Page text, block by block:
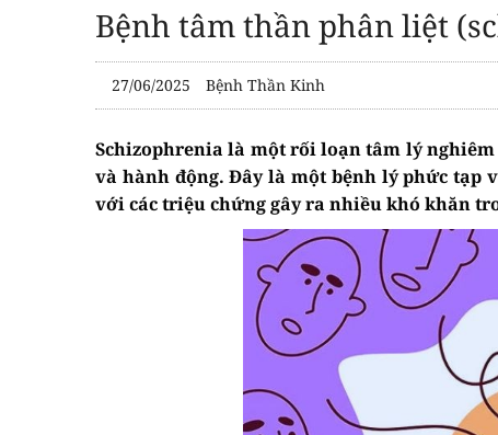
Bệnh tâm thần phân liệt
27/06/2025 Bệnh Thần Kinh
Schizophrenia là một rối loạn tâm lý
và hành động. Đây là một bệnh lý phức
với các triệu chứng gây ra nhiều khó khăn